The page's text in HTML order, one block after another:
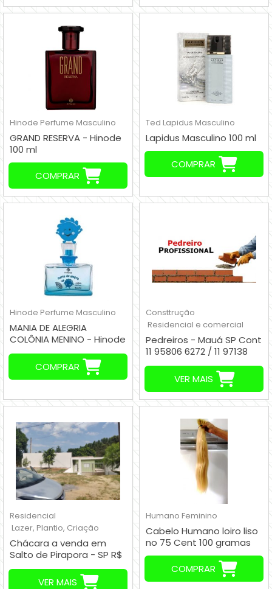
Hinode Perfume Masculino
GRAND RESERVA - Hinode
100 ml
COMPRAR
Ted Lapidus Masculino
Lapidus Masculino 100 ml
COMPRAR
Hinode Perfume Masculino
MANIA DE ALEGRIA
COLÔNIA MENINO - Hinode
50 ml
COMPRAR
Consttrução
Residencial e comercial
Pedreiros - Mauá SP Cont
11 95806 6272 / 11 97138
7520
VER MAIS
Residencial
Lazer, Plantio, Criação
Chácara a venda em
Salto de Pirapora - SP R$
260.000,00
VER MAIS
Humano Feminino
Cabelo Humano loiro liso
no 75 Cent 100 gramas
COMPRAR